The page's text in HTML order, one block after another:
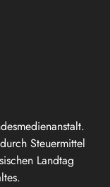
Steuermittel
Landtag